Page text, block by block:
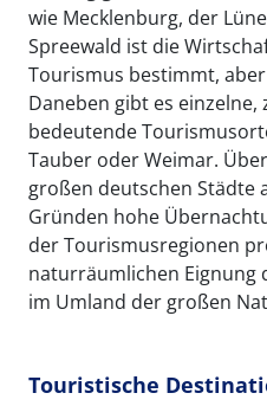
wie Mecklenburg, der
Spreewald ist die
Tourismus bestimmt,
Daneben gibt es
bedeutende
Tauber oder Weimar.
großen deutschen Städte
Gründen hohe
der Tourismusregionen
naturräumlichen Eignung
im Umland der großen
Touristische